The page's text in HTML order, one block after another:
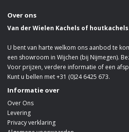
Over ons
Van der Wielen Kachels of
U bent van harte welkom ons aanbod te
een showroom in Wijchen (bij Nijmegen).
Voor prijzen, verdere informatie of een
Kunt u bellen met +31 (0)24 6425 673.
Informatie over
Over Ons
Levering
Privacy verklaring